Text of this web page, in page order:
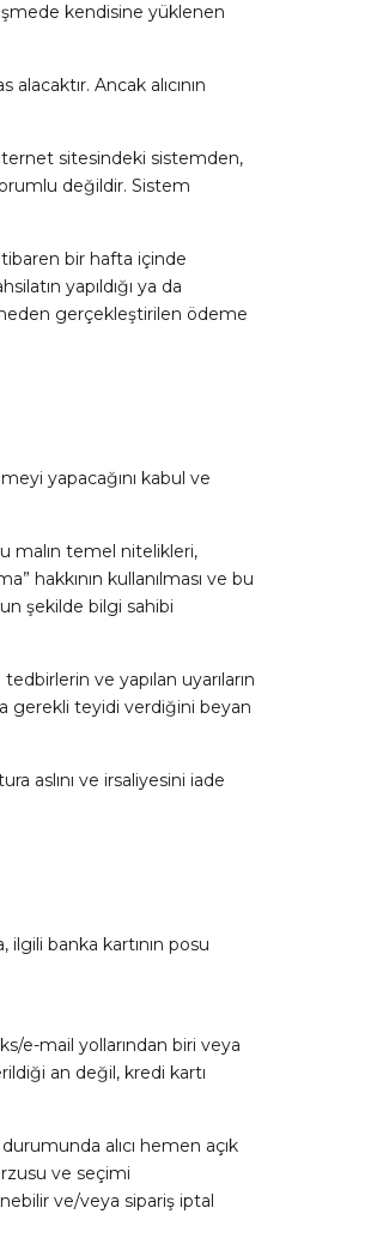
kendisine yüklenen
Ancak alıcının
sitesindeki sistemden,
değildir. Sistem
bir hafta içinde
yapıldığı ya da
gerçekleştirilen ödeme
yapacağını kabul ve
malın temel nitelikleri,
hakkının kullanılması ve bu
şekilde bilgi sahibi
ve yapılan uyarıların
gerekli teyidi verdiğini beyan
aslını ve irsaliyesini iade
banka kartının posu
e-mail yollarından biri veya
an değil, kredi kartı
alıcı hemen açık
ve seçimi
ve/veya sipariş iptal